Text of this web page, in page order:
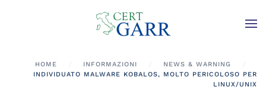
Skip to main content
HOME INFORMAZIONI
NEWS & WARNING
INDIVIDUATO MALWARE KOBALOS, MOLTO PERICOLOSO PER
LINUX/UNIX